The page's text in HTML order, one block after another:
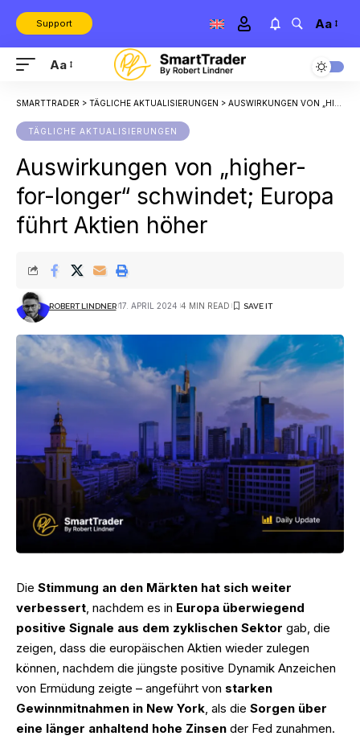
Support Aa
Aa
SMARTTRADER > TÄGLICHE AKTUALISIERUNGEN > AUSWIRKUNGEN VON „HIGHER-FOR-LONGER“ SCHWINDET; EUROPA FÜHRT AKTIEN HÖHER
TÄGLICHE AKTUALISIERUNGEN
Auswirkungen von „higher-
for-longer“ schwindet; Europa
führt Aktien höher
ROBERT LINDNER 17. APRIL 2024 4 MIN READ
Die Stimmung an den Märkten hat sich weiter
verbessert, nachdem es in Europa überwiegend
positive Signale aus dem zyklischen Sektor gab, die
zeigen, dass die europäischen Aktien wieder zulegen
können, nachdem die jüngste positive Dynamik Anzeichen
von Ermüdung zeigte – angeführt von starken
Gewinnmitnahmen in New York, als die Sorgen über
eine länger anhaltend hohe Zinsen der Fed zunahmen.